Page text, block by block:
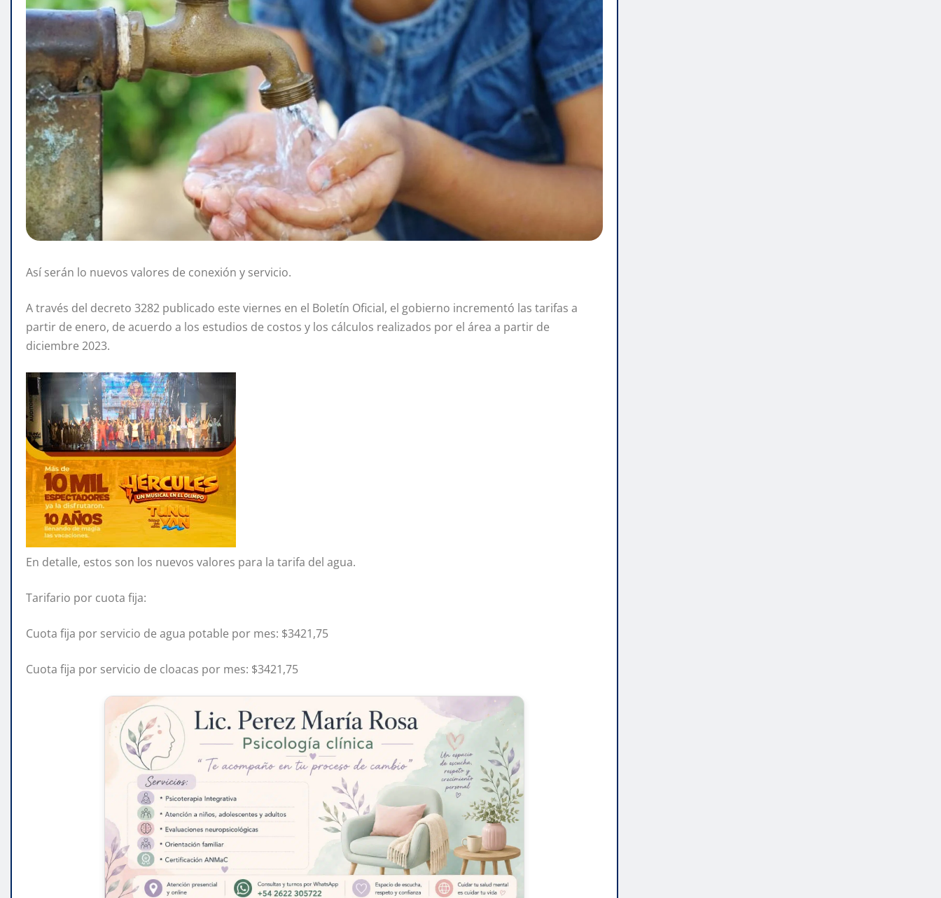
Así serán lo nuevos valores de conexión y servicio.
A través del decreto 3282 publicado este viernes en el Boletín Oficial, el gobierno incrementó las tarifas a
partir de enero, de acuerdo a los estudios de costos y los cálculos realizados por el área a partir de
diciembre 2023.
En detalle, estos son los nuevos valores para la tarifa del agua.
Tarifario por cuota fija:
Cuota fija por servicio de agua potable por mes: $3421,75
Cuota fija por servicio de cloacas por mes: $3421,75